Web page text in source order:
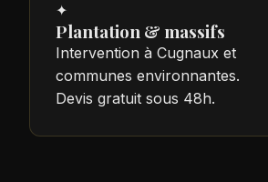
✦
Plantation & massifs
Intervention à Cugnaux et
communes environnantes.
Devis gratuit sous 48h.